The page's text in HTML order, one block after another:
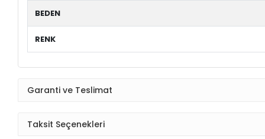
BEDEN
RENK
Garanti ve Teslimat
Taksit Seçenekleri